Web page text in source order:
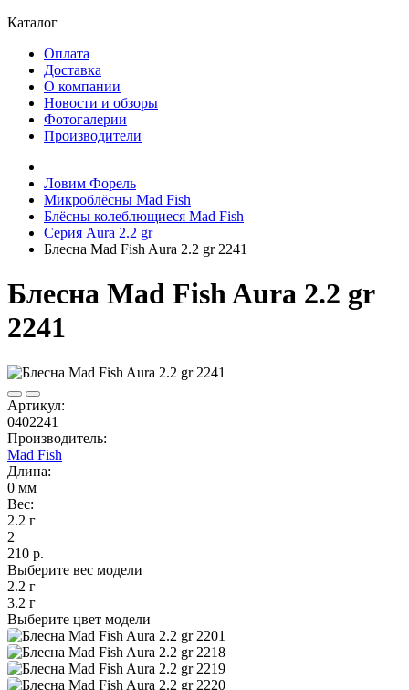
Каталог
Оплата
Доставка
О компании
Новости и обзоры
Фотогалерии
Производители
Ловим Форель
Микроблёсны Mad Fish
Блёсны колеблющиеся Mad Fish
Серия Aura 2.2 gr
Блесна Mad Fish Aura 2.2 gr 2241
Блесна Mad Fish Aura 2.2 gr
2241
Артикул:
0402241
Производитель:
Mad Fish
Длина:
0 мм
Вес:
2.2 г
2
210 р.
Выберите вес модели
2.2 г
3.2 г
Выберите цвет модели